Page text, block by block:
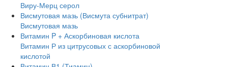
Виру-Мерц серол
Висмутовая мазь (Висмута субнитрат)
Висмутовая мазь
Витамин P + Аскорбиновая кислота
Витамин Р из цитрусовых с аскорбиновой
кислотой